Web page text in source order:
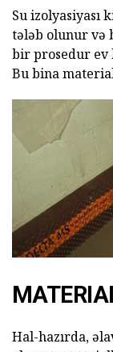
Su izolyasiyası
tələb olunur və
bir prosedur ev
Bu bina
Hal-hazırda,